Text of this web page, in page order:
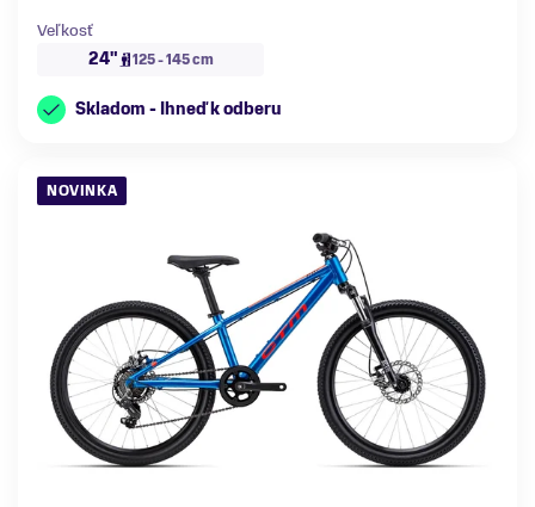
Veľkosť
24"
125 - 145 cm
Skladom - Ihneď k odberu
NOVINKA